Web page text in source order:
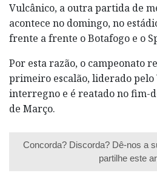
Vulcânico, a outra partida de
acontece no domingo, no
frente a frente o Botafogo e o
Por esta razão, o campeonato
primeiro escalão, liderado pelo
interregno e é reatado no fim-
de Março.
Concorda? Discorda? Dê-nos a
partilhe este